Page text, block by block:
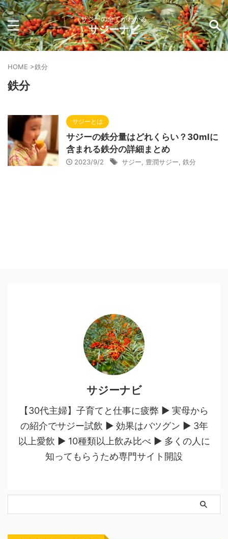
サジーの全てがわかる
サジーナビ
HOME >鉄分
鉄分
サジーとは
サジーの鉄分量はどれくらい？30mlに
含まれる鉄分の詳細まとめ
2023/9/2 サジー 豊潤サジー 鉄分
サジーナビ
【30代主婦】子育てと仕事に疲弊 ▶︎ 実母から
の紹介でサジー試飲 ▶︎ 効果はバツグン ▶︎ 3年
以上愛飲 ▶︎ 10種類以上飲み比べ ▶︎ 多くの人に
知ってもらうため専門サイト開設